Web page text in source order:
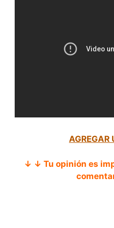
AGREGAR
↓ ↓ Tu opinión es